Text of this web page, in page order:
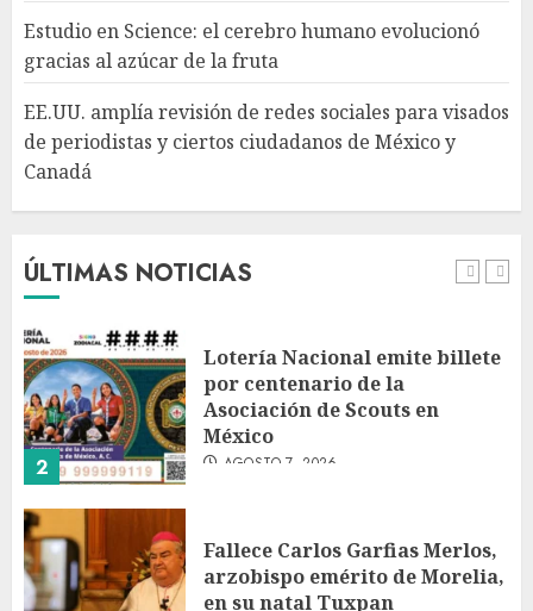
Estudio en Science: el cerebro humano evolucionó
gracias al azúcar de la fruta
EE.UU. amplía revisión de redes sociales para visados
de periodistas y ciertos ciudadanos de México y
Canadá
ÚLTIMAS NOTICIAS
periodistas y ciertos
ciudadanos de México y
Canadá
AGOSTO 7, 2026
1
fondos estrella de Wall Street
2
Lotería Nacional emite billete
por centenario de la
Asociación de Scouts en
México
AGOSTO 7, 2026
Fallece Carlos Garfias Merlos,
arzobispo emérito de Morelia,
en su natal Tuxpan